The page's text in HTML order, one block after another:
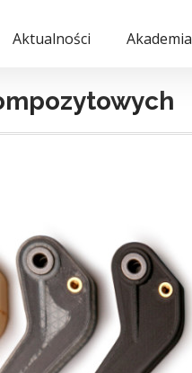
Aktualności Akademia